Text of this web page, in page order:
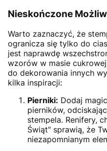
Nieskończone
Warto zaznaczyć, że
ogranicza się tylko do
jest naprawdę
wzorów w masie
do dekorowania innych
kilka inspiracji:
Pierniki: Dodaj
pierników,
stempela. Renifery,
Świąt" sprawią, że
niezapomnianym